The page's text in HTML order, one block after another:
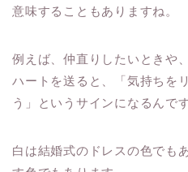
意味することもありますね。
例えば、仲直りしたいときや
ハートを送ると、「気持ちを
う」というサインになるんです
白は結婚式のドレスの色でも